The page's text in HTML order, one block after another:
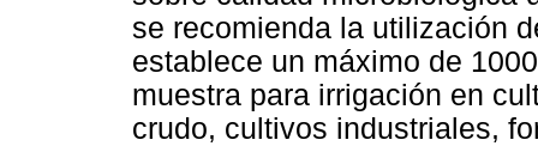
se recomienda la utilización
establece un máximo de
muestra para irrigación en
crudo, cultivos industriales,